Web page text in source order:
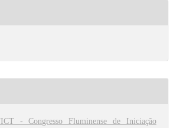
- Congresso Fluminense de Iniciação